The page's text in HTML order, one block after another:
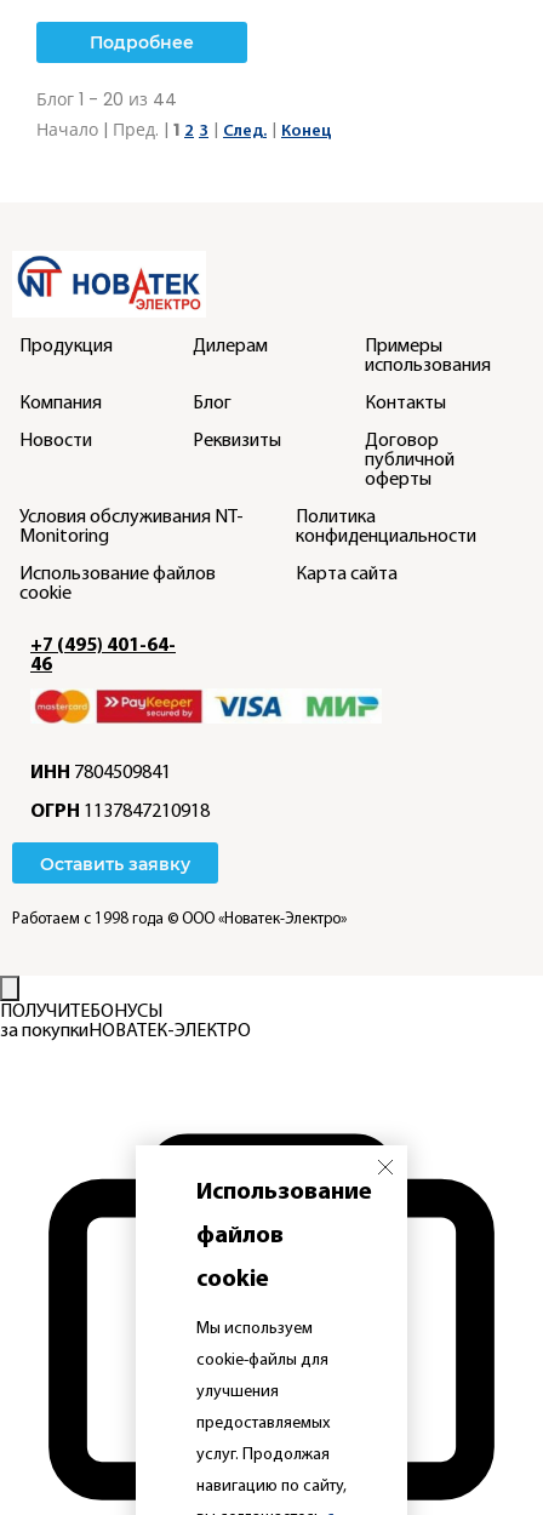
Подробнее
Блог 1 - 20 из 44
Начало | Пред. | 1 2 3 | След. | Конец
Продукция Дилерам
Примеры
использования
Компания
Блог
Контакты
Новости
Реквизиты
Договор
публичной
оферты
Условия обслуживания NT-
Monitoring
Политика
конфиденциальности
Использование файлов
cookie
Карта сайта
+7 (495) 401-64-
46
ИНН 7804509841
ОГРН 1137847210918
Оставить заявку
Работаем с 1998 года © ООО «Новатек-Электро»
Использование
файлов
cookie
Мы используем
cookie-файлы для
улучшения
предоставляемых
услуг. Продолжая
навигацию по сайту,
ПОЛУЧИТЕБОНУСЫ
за покупкиНОВАТЕК-ЭЛЕКТРО